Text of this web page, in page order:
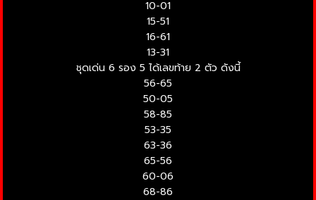
10-01
15-51
16-61
13-31
ชุดเด่น 6 รอง 5 ได้เลขท้าย 2 ตัว ดังนี้
56-65
50-05
58-85
53-35
63-36
65-56
60-06
68-86